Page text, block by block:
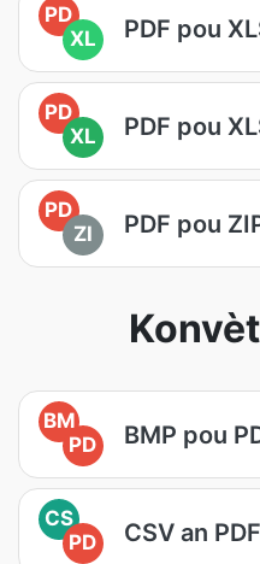
PD
XL
PDF pou
PD
XL
PDF pou
PD
ZI
PDF pou
BM
PD
BMP pou
CS
PD
CSV an PDF